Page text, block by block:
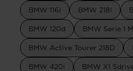
BMW 116I BMW 218I
BMW 120d BMW Serie 1 M
BMW Active Tourer 218D
BMW 420i BMW X1